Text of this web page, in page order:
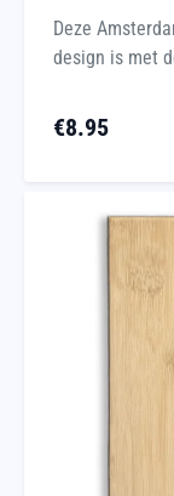
Deze
design is met
€8.95